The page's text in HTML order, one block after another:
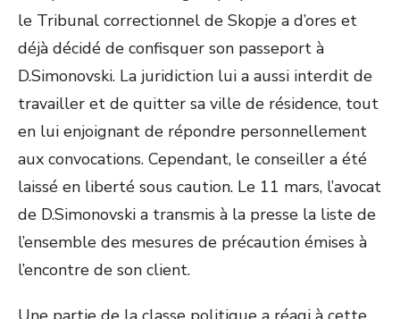
le Tribunal correctionnel de Skopje a d’ores et
déjà décidé de confisquer son passeport à
D.Simonovski. La juridiction lui a aussi interdit de
travailler et de quitter sa ville de résidence, tout
en lui enjoignant de répondre personnellement
aux convocations. Cependant, le conseiller a été
laissé en liberté sous caution. Le 11 mars, l’avocat
de D.Simonovski a transmis à la presse la liste de
l’ensemble des mesures de précaution émises à
l’encontre de son client.